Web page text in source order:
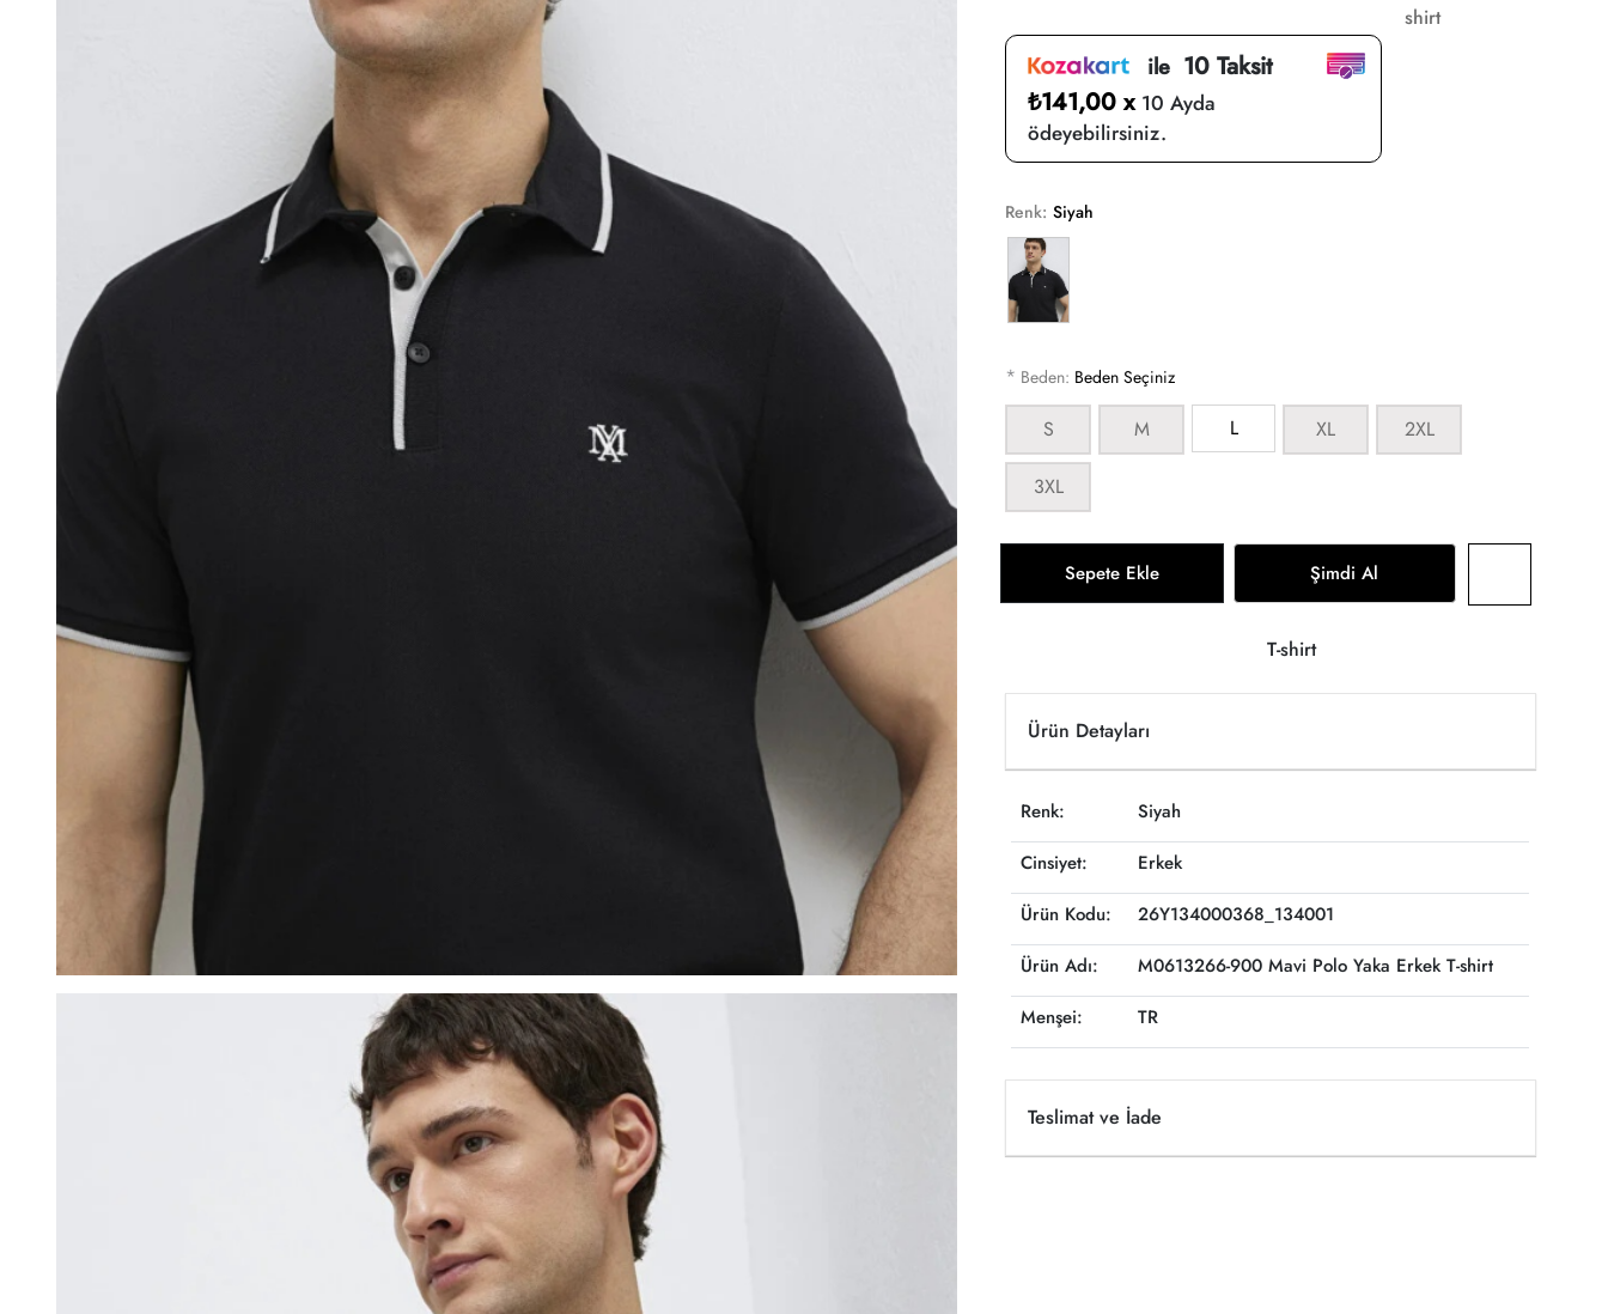
shirt
ile10 Taksit
₺141,00 x 10 Ayda
ödeyebilirsiniz.
Renk: Siyah
* Beden: Beden Seçiniz
S M L XL 2XL
3XL
Sepete Ekle Şimdi Al
T-shirt
Ürün Detayları
Renk:
Siyah
Cinsiyet:
Erkek
Ürün Kodu:
26Y134000368_134001
Ürün Adı:
M0613266-900 Mavi Polo Yaka Erkek T-shirt
Menşei:
TR
Teslimat ve İade